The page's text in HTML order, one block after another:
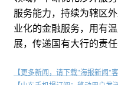
服务能力，持续为辖区
业化的金融服务，用有
展，传递国有大行的责任
【更多新闻，请下载"海报新闻"